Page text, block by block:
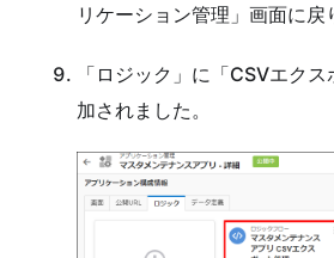
リケーション管理」画面に戻
「ロジック」に「CSVエク
加されました。